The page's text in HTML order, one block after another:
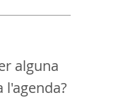
alguna